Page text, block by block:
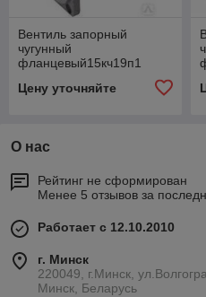
Вентиль запорный
чугунный
фланцевый15кч19п1
Цену уточняйте
О нас
Рейтинг не сформирован
Менее 5 отзывов за
Работает с 12.10.2010
г. Минск
220049, г.Минск,
Минск, Беларусь